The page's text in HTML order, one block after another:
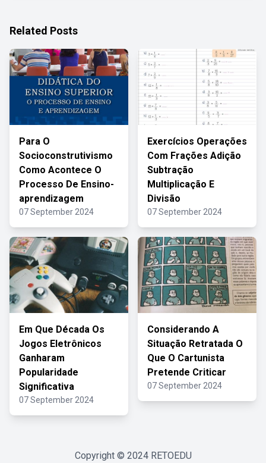
Related Posts
Para O
Socioconstrutivismo
Como Acontece O
Processo De Ensino-
aprendizagem
07 September 2024
Exercícios Operações
Com Frações Adição
Subtração
Multiplicação E
Divisão
07 September 2024
Em Que Década Os
Jogos Eletrônicos
Ganharam
Popularidade
Significativa
07 September 2024
Considerando A
Situação Retratada O
Que O Cartunista
Pretende Criticar
07 September 2024
Copyright © 2024 RETOEDU